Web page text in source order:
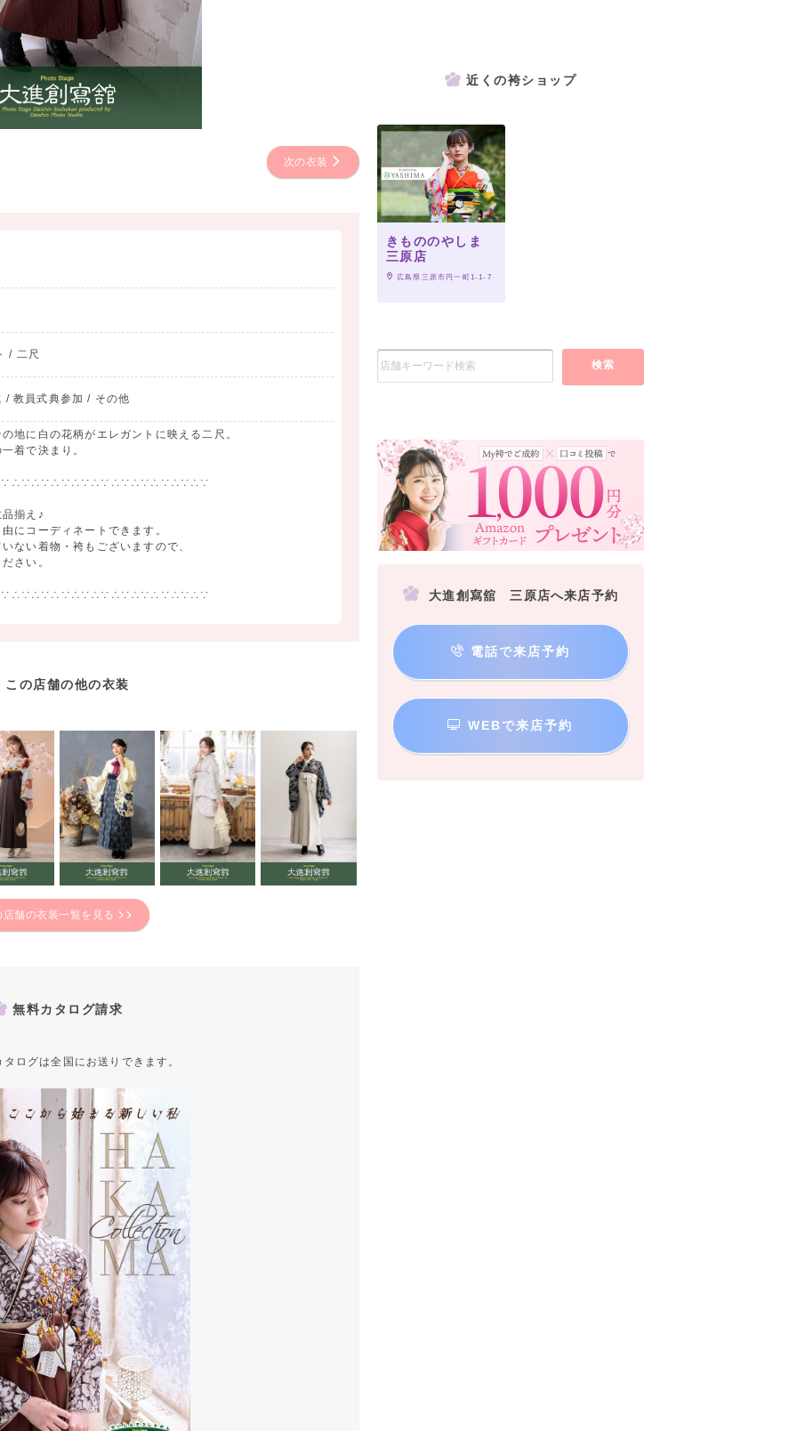
次の衣装
/ 二尺
/ 教員式典参加 / その他
地に白の花柄がエレガントに映える二尺。
着で決まり。
揃え♪
にコーディネートできます。
ない着物・袴もございますので、
さい。
この店舗の他の衣装
店舗の衣装一覧を見る
無料カタログ請求
ログは全国にお送りできます。
近くの袴ショップ
きもののやしま
三原店
広島県三原市円一町1-1-7
検索
大進創寫舘 三原店へ来店予約
電話で来店予約
WEBで来店予約